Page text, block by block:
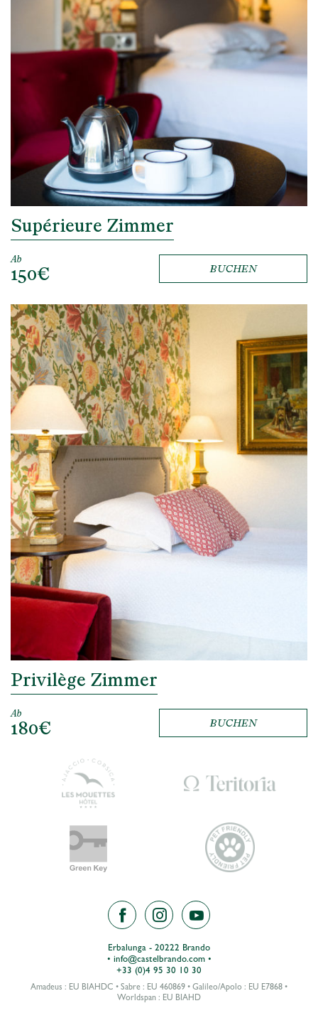
Supérieure Zimmer
Ab
150€ BUCHEN
Privilège Zimmer
Ab
180€ BUCHEN
Erbalunga - 20222 Brando
• info@castelbrando.com•
+33 (0)4 95 30 10 30
Amadeus : EU BIAHDC • Sabre : EU 460869 • Galileo/Apolo : EU E7868 •
Worldspan : EU BIAHD